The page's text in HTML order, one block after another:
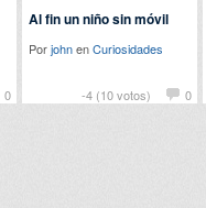
0 -4 (10 votos) 0
Al fin un niño sin móvil
PorjohnenCuriosidades